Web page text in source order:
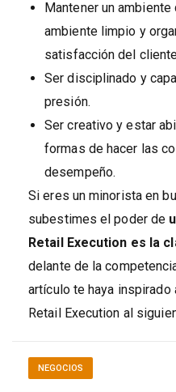
Mantener un
ambiente limpio y
satisfacción del
Ser disciplinado y
presión.
Ser creativo y estar
formas de hacer las
desempeño.
Si eres un minorista en
subestimes el poder de
Retail Execution es la
delante de la
artículo te haya
Retail Execution al
NEGOCIOS